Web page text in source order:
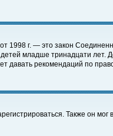
1998 г. — это закон
младше тринадцати
давать рекомендаций по
Также он